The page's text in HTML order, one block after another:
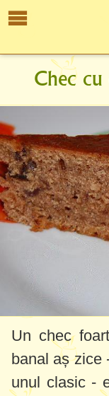
Chec
Un chec
banal aș zice
unul clasic -